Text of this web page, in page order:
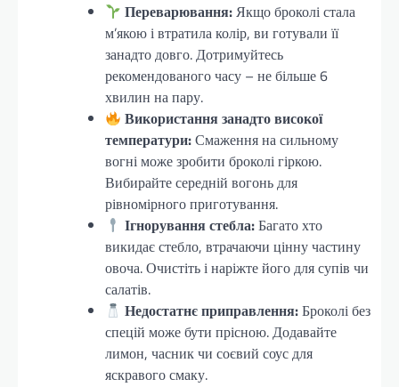
Переварювання:Якщо броколі стала
м’якою і втратила колір, ви готували її
занадто довго. Дотримуйтесь
рекомендованого часу – не більше 6
хвилин на пару.
Використання занадто високої
температури:Смаження на сильному
вогні може зробити броколі гіркою.
Вибирайте середній вогонь для
рівномірного приготування.
Ігнорування стебла:Багато хто
викидає стебло, втрачаючи цінну частину
овоча. Очистіть і наріжте його для супів чи
салатів.
Недостатнє приправлення:Броколі без
спецій може бути прісною. Додавайте
лимон, часник чи соєвий соус для
яскравого смаку.